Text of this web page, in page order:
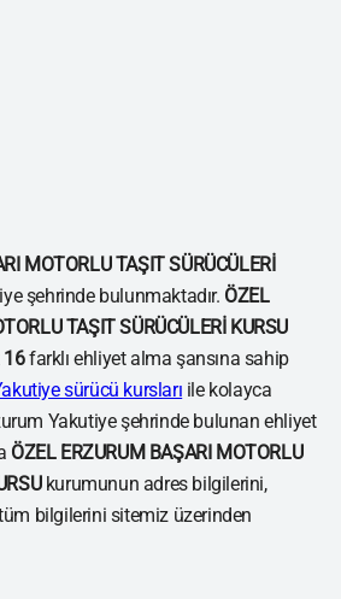
MOTORLU TAŞIT SÜRÜCÜLERİ
şehrinde bulunmaktadır. ÖZEL
TAŞIT SÜRÜCÜLERİ KURSU
16farklı ehliyet alma şansına sahip
sürücü kursları ile kolayca
Yakutiye şehrinde bulunan ehliyet
ÖZEL ERZURUM BAŞARI MOTORLU
kurumunun adres bilgilerini,
bilgilerini sitemiz üzerinden